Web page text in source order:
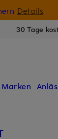
Details
30 Tage
Marken